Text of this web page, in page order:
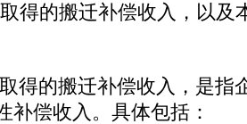
得的搬迁补偿收入，以及
的搬迁补偿收入，是指
补偿收入。具体包括：